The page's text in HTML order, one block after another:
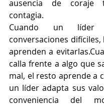
ausencia de coraje
contagia.
Cuando un líder
conversaciones difíciles,
aprenden a
calla frente a algo que
mal, el resto aprende a
un líder adapta sus
conveniencia del